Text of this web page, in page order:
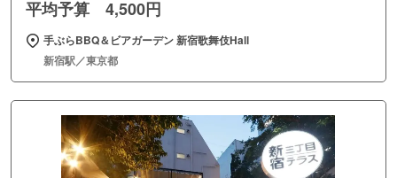
平均予算 4,500円
手ぶらBBQ＆ビアガーデン 新宿歌舞伎Hall
新宿駅／東京都